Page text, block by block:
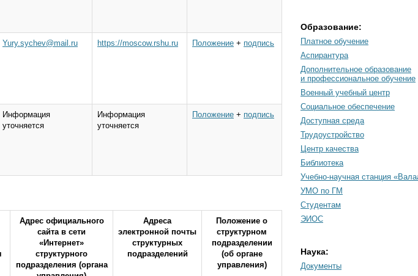
Yury.sychev@mail.ru https://moscow.rshu.ru Положение + подпись
Информация
уточняется
Информация
уточняется
Положение + подпись
Адрес официального
сайта в сети
«Интернет»
структурного
подразделения (органа
Адреса
электронной почты
структурных
подразделений
Положение о
структурном
подразделении
(об органе
управления)
Образование:
Платное обучение
Аспирантура
Дополнительное образование
и профессиональное обучение
Военный учебный центр
Социальное обеспечение
Доступная среда
Трудоустройство
Центр качества
Библиотека
Учебно-научная станция
УМО по ГМ
Студентам
ЭИОС
Наука:
Документы